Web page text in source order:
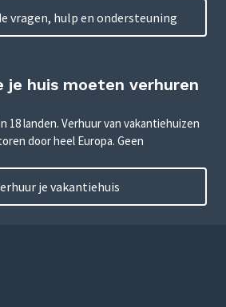
vragen, hulp en ondersteuning
je huis moeten verhuren
18 landen. Verhuur van vakantiehuizen
door heel Europa. Geen
je vakantiehuis